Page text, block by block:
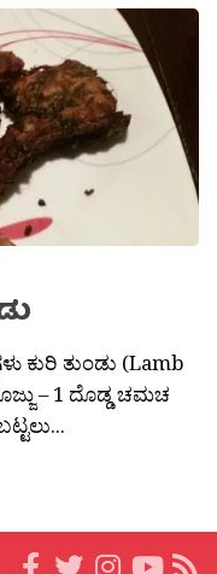
ಕುರಿ ತುಂಡು (Lamb
– 1 ದೊಡ್ಡ ಚಮಚ